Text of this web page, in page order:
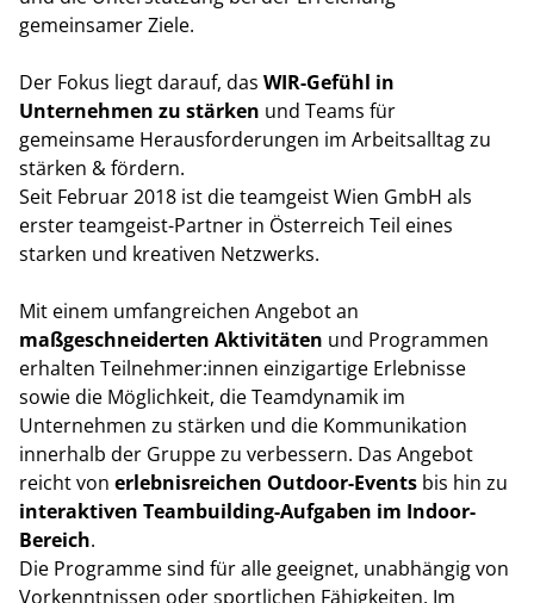
gemeinsamer Ziele.
Der Fokus liegt darauf, das WIR-Gefühl in
Unternehmen zu stärken und Teams für
gemeinsame Herausforderungen im Arbeitsalltag zu
stärken & fördern.
Seit Februar 2018 ist die teamgeist Wien GmbH als
erster teamgeist-Partner in Österreich Teil eines
starken und kreativen Netzwerks.
Mit einem umfangreichen Angebot an
maßgeschneiderten Aktivitäten und Programmen
erhalten Teilnehmer:innen einzigartige Erlebnisse
sowie die Möglichkeit, die Teamdynamik im
Unternehmen zu stärken und die Kommunikation
innerhalb der Gruppe zu verbessern. Das Angebot
reicht von erlebnisreichen Outdoor-Events bis hin zu
interaktiven Teambuilding-Aufgaben im Indoor-
Bereich.
Die Programme sind für alle geeignet, unabhängig von
Vorkenntnissen oder sportlichen Fähigkeiten. Im